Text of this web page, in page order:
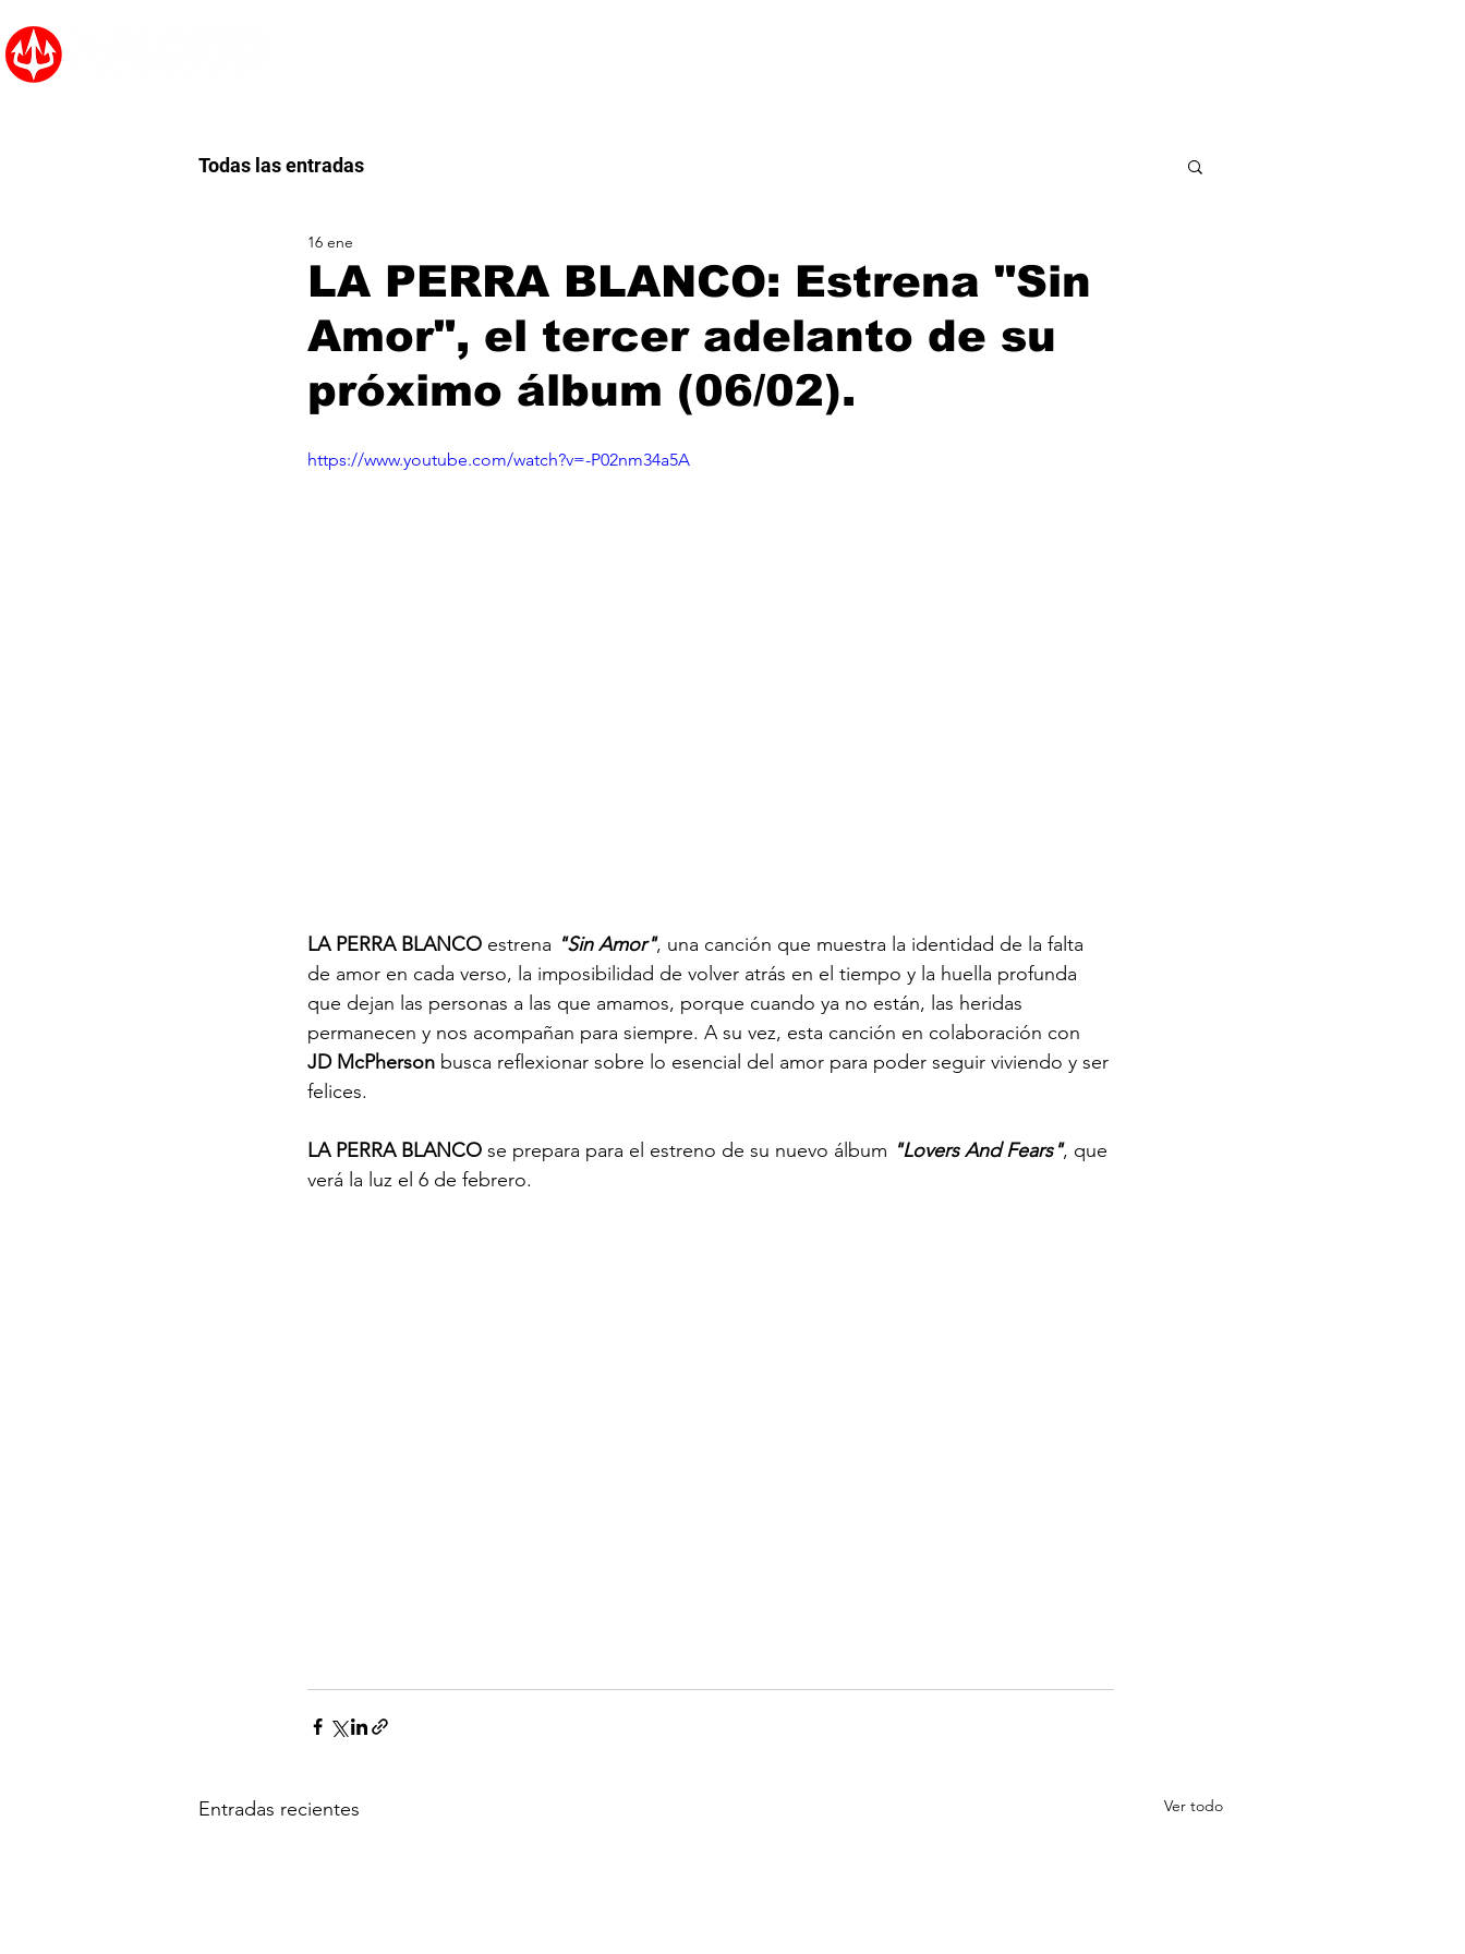
Todas las entradas
LA PERRA BLANCO: Estrena "Sin
Amor", el tercer adelanto de su
próximo álbum (06/02).
16 ene
https://www.youtube.com/watch?v=-P02nm34a5A
LA PERRA BLANCO estrena "Sin Amor", una canción que muestra la identidad de la falta
de amor en cada verso, la imposibilidad de volver atrás en el tiempo y la huella profunda
que dejan las personas a las que amamos, porque cuando ya no están, las heridas
permanecen y nos acompañan para siempre. A su vez, esta canción en colaboración con
JD McPherson busca reflexionar sobre lo esencial del amor para poder seguir viviendo y ser
felices.
LA PERRA BLANCO se prepara para el estreno de su nuevo álbum "Lovers And Fears", que
verá la luz el 6 de febrero.
Entradas recientes Ver todo